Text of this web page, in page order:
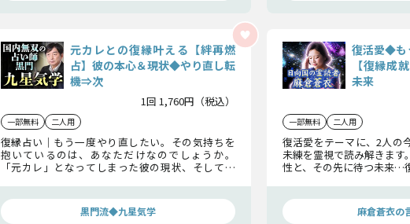
元カレとの復縁叶える【絆再燃
占】彼の本心＆現状◆やり直し転
機⇒次
1回 1,760円（税込）
一部無料 二人用
復縁占い｜もう一度やり直したい。その気持ちを
抱いているのは、あなただけなのでしょうか。
「元カレ」となってしまった彼の現状、そして秘
黒門流◆九星気学
復活愛◆も
【復縁成
未来
一部無料 二人用
復活愛をテーマに、2人の
未練を霊視で読み解きます
性と、その先に待つ未来…
麻倉蒼衣の